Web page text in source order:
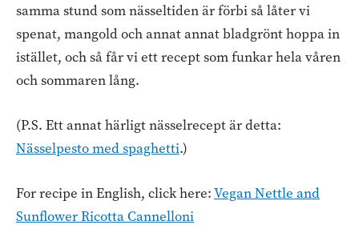
samma stund som nässeltiden är förbi så låter vi
spenat, mangold och annat annat bladgrönt hoppa in
istället, och så får vi ett recept som funkar hela våren
och sommaren lång.
(P.S. Ett annat härligt nässelrecept är detta:
Nässelpesto med spaghetti.)
For recipe in English, click here:Vegan Nettle and
Sunflower Ricotta Cannelloni